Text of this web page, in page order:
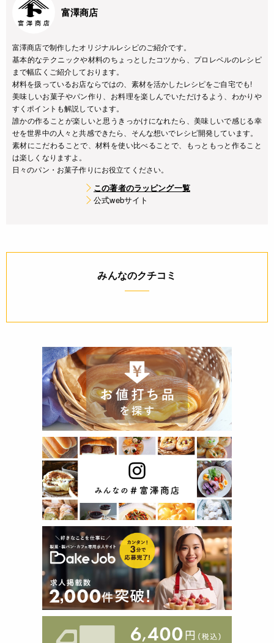
富澤商店
富澤商店で制作したオリジナルレシピのご紹介です。
基本的なテクニックや材料のちょっとしたコツから、プロレベルのレシピ
まで幅広くご紹介しております。
材料を扱っているお店ならではの、素材を活かしたレシピをご自宅でも!
美味しいお菓子やパン作り、お料理を楽しんでいただけるよう、わかりや
すくポイントも解説しています。
誰かの作ることが楽しいと思うきっかけになれたら、美味しいで感じる幸
せを世界中の人々と共感できたら、そんな想いでレシピ開発しています。
素材にこだわることで、材料を使い比べることで、もっともっと作ること
は楽しくなりますよ。
日々のパン・お菓子作りにお役立てください。
この著者のラッピング一覧
公式webサイト
みんなのクチコミ